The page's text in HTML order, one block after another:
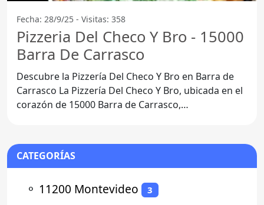
Fecha: 28/9/25 - Visitas: 358
Pizzeria Del Checo Y Bro - 15000
Barra De Carrasco
Descubre la Pizzería Del Checo Y Bro en Barra de
Carrasco La Pizzería Del Checo Y Bro, ubicada en el
corazón de 15000 Barra de Carrasco,
CATEGORÍAS
⚬ 11200 Montevideo 3